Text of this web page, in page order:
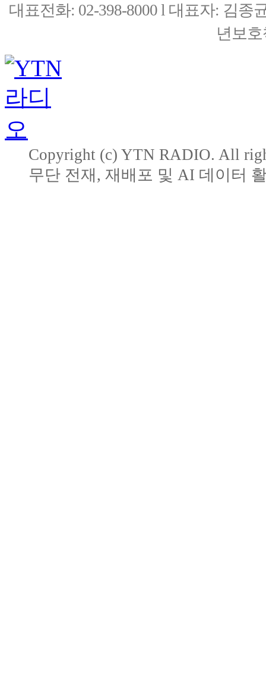
대표전화: 02-398-8000 l 대표자: 김종
년보
Copyright (c) YTN RADIO. All
무단 전재, 재배포 및 AI 데이터